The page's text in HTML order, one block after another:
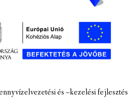
és –kezelési fejlesztés